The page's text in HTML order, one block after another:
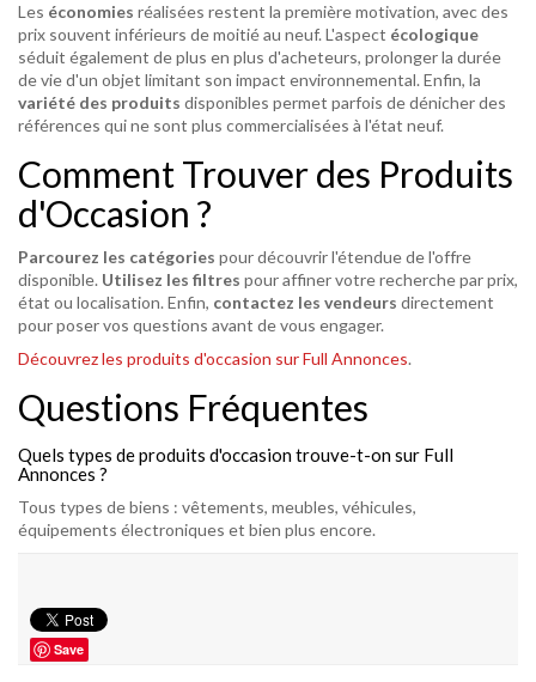
Les économies réalisées restent la première motivation, avec des
prix souvent inférieurs de moitié au neuf. L'aspect écologique
séduit également de plus en plus d'acheteurs, prolonger la durée
de vie d'un objet limitant son impact environnemental. Enfin, la
variété des produits disponibles permet parfois de dénicher des
références qui ne sont plus commercialisées à l'état neuf.
Comment Trouver des Produits
d'Occasion ?
Parcourez les catégories pour découvrir l'étendue de l'offre
disponible. Utilisez les filtres pour affiner votre recherche par prix,
état ou localisation. Enfin, contactez les vendeurs directement
pour poser vos questions avant de vous engager.
Découvrez les produits d'occasion sur Full Annonces.
Questions Fréquentes
Quels types de produits d'occasion trouve-t-on sur Full
Annonces ?
Tous types de biens : vêtements, meubles, véhicules,
équipements électroniques et bien plus encore.
Save